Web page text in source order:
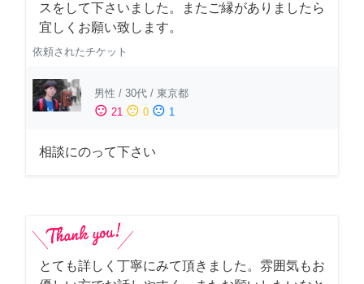
スをして下さいました。またご縁がありましたら
宜しくお願い致します。
依頼されたチケット
男性 / 30代 / 東京都
sentiment_satisfied 21 sentiment_neutral 0 sentiment_dissatisfied 1
相談にのって下さい
とても詳しく丁寧にみて頂きました。雰囲気もお